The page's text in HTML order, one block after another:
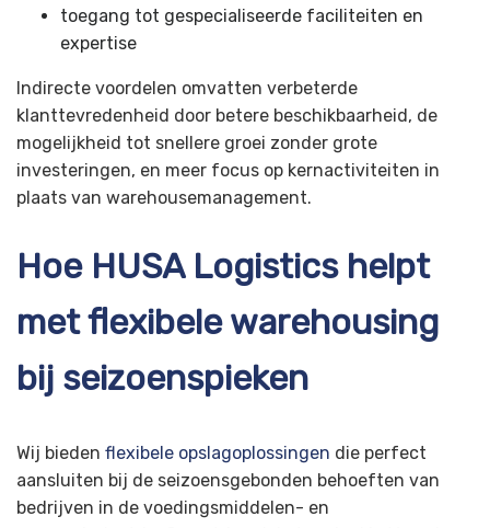
toegang tot gespecialiseerde faciliteiten en
expertise
Indirecte voordelen omvatten verbeterde
klanttevredenheid door betere beschikbaarheid, de
mogelijkheid tot snellere groei zonder grote
investeringen, en meer focus op kernactiviteiten in
plaats van warehousemanagement.
Hoe HUSA Logistics helpt
met flexibele warehousing
bij seizoenspieken
Wij bieden flexibele opslagoplossingen die perfect
aansluiten bij de seizoensgebonden behoeften van
bedrijven in de voedingsmiddelen- en